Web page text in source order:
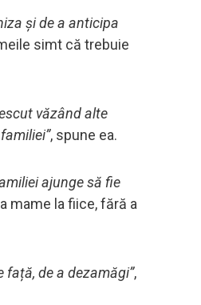
și de a anticipa
simt că trebuie
văzând alte
, spune ea.
ajunge să fie
mame la fiice, fără a
față, de a dezamăgi”,